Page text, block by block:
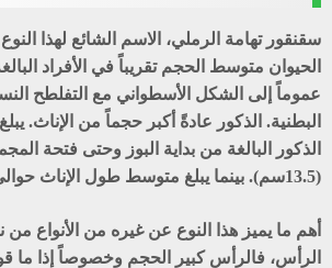
سقنقور تهامة الرملي، الاسم الشائع لهذا
الحيوان متوسط الحجم تقريباً في الأفراد
عموماً إلى الشكل الأسطواني مع التفلطح
البطنية. الذكور عادةً أكبر حجماً من الإناث.
الذكور البالغة من بداية البوز وحتى فتحة
(13.5سم). بينما يبلغ متوسط طول الإناث حوالي (10سم).
أهم ما يميز هذا النوع عن غيره من الأنواع
الرأس، فالرأس كبير الحجم وخصوصاً إذا ما